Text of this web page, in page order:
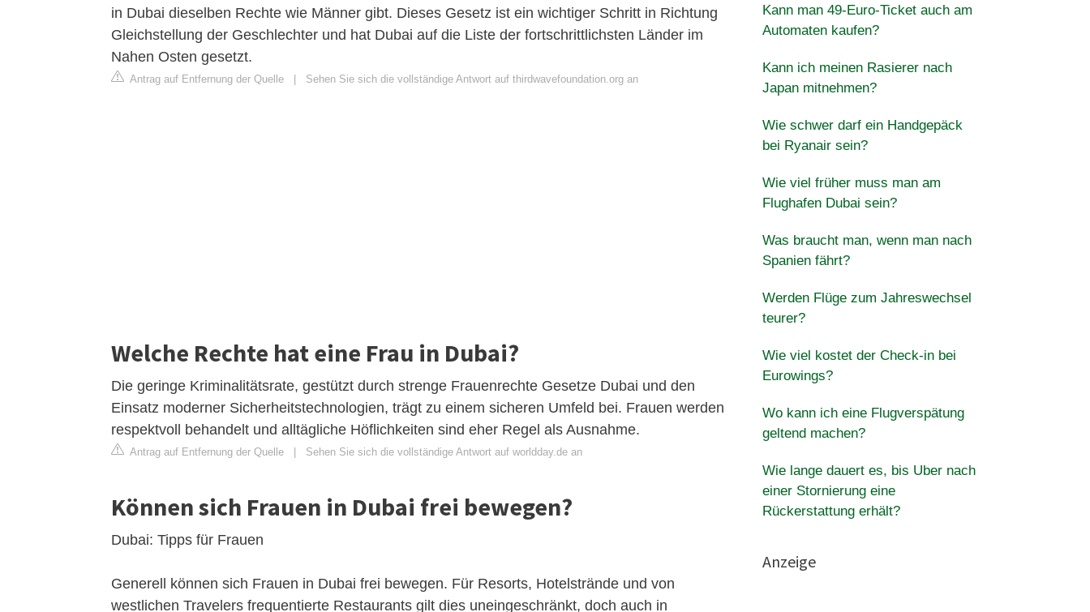
in Dubai dieselben Rechte wie Männer gibt. Dieses Gesetz ist ein wichtiger Schritt in Richtung
Gleichstellung der Geschlechter und hat Dubai auf die Liste der fortschrittlichsten Länder im
Nahen Osten gesetzt.
Antrag auf Entfernung der Quelle Sehen Sie sich die vollständige Antwort auf thirdwavefoundation.org an
Welche Rechte hat eine Frau in Dubai?
Die geringe Kriminalitätsrate, gestützt durch strenge Frauenrechte Gesetze Dubai und den
Einsatz moderner Sicherheitstechnologien, trägt zu einem sicheren Umfeld bei. Frauen werden
respektvoll behandelt und alltägliche Höflichkeiten sind eher Regel als Ausnahme.
Antrag auf Entfernung der Quelle Sehen Sie sich die vollständige Antwort auf worldday.de an
Können sich Frauen in Dubai frei bewegen?
Dubai: Tipps für Frauen
Generell können sich Frauen in Dubai frei bewegen. Für Resorts, Hotelstrände und von
westlichen Travelers frequentierte Restaurants gilt dies uneingeschränkt, doch auch in
Kann man 49-Euro-Ticket auch am
Automaten kaufen?
Kann ich meinen Rasierer nach
Japan mitnehmen?
Wie schwer darf ein Handgepäck
bei Ryanair sein?
Wie viel früher muss man am
Flughafen Dubai sein?
Was braucht man, wenn man nach
Spanien fährt?
Werden Flüge zum Jahreswechsel
teurer?
Wie viel kostet der Check-in bei
Eurowings?
Wo kann ich eine Flugverspätung
geltend machen?
Wie lange dauert es, bis Uber nach
einer Stornierung eine
Rückerstattung erhält?
Anzeige